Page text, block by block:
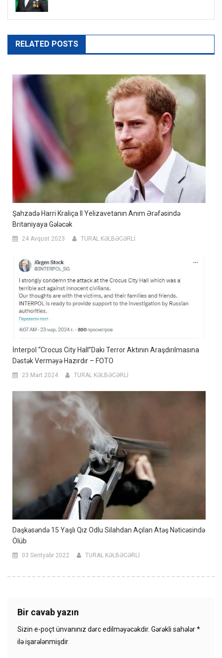
RELATED POSTS
Şahzadə Harri Kraliça II Yelizavetanın Anım Ərəfəsində
Britaniyaya Gələcək
24 Avqust 2023 TURAL KƏLBƏCƏRLİ
İnterpol “Crocus City Hall”dakı Terror Aktının Araşdırılmasına
Dəstək Verməyə Hazırdır – FOTO
23 Mart 2024 TURAL KƏLBƏCƏRLİ
Daşkəsəndə 15 Yaşlı Qız Odlu Silahdan Açılan Atəş Nəticəsində
Ölüb
03 Sentyabr 2022 TURAL KƏLBƏCƏRLİ
Bir cavab yazın
Sizin e-poçt ünvanınız dərc edilməyəcəkdir. Gərəkli sahələr*
ilə işarələnmişdir